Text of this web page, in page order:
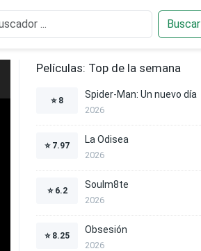
Buscar
Películas: Top de la semana
⭐ 8
Spider-Man: Un nuevo día
2026
⭐ 7.97
La Odisea
2026
⭐ 6.2
Soulm8te
2026
⭐ 8.25
Obsesión
2026